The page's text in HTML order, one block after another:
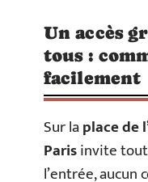
Un accès
tous :
facilement
Sur laplace de
Parisinvite
l’entrée,